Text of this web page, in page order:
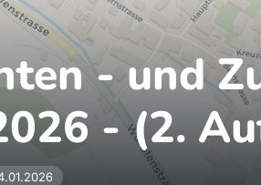
- und
- (2.